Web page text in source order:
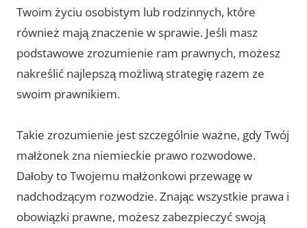
Twoim życiu osobistym lub rodzinnych, które
również mają znaczenie w sprawie. Jeśli masz
podstawowe zrozumienie ram prawnych, możesz
nakreślić najlepszą możliwą strategię razem ze
swoim prawnikiem.
Takie zrozumienie jest szczególnie ważne, gdy Twój
małżonek zna niemieckie prawo rozwodowe.
Dałoby to Twojemu małżonkowi przewagę w
nadchodzącym rozwodzie. Znając wszystkie prawa i
obowiązki prawne, możesz zabezpieczyć swoją